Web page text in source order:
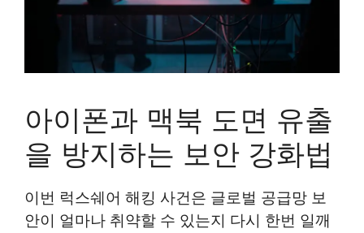
아이폰과 맥북 도면 유출
을 방지하는 보안 강화법
이번 럭스쉐어 해킹 사건은 글로벌 공급망 보
안이 얼마나 취약할 수 있는지 다시 한번 일깨